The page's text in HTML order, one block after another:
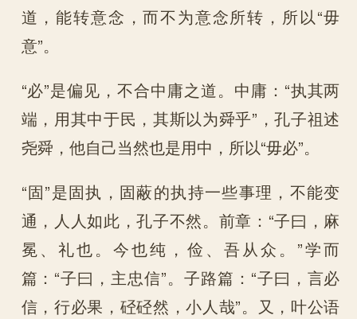
道，能转意念，而不为意念所转，所以“毋
意”。
“必”是偏见，不合中庸之道。中庸：“执其两
端，用其中于民，其斯以为舜乎”，孔子祖述
尧舜，他自己当然也是用中，所以“毋必”。
“固”是固执，固蔽的执持一些事理，不能变
通，人人如此，孔子不然。前章：“子曰，麻
冕、礼也。今也纯，俭、吾从众。”学而
篇：“子曰，主忠信”。子路篇：“子曰，言必
信，行必果，硁硁然，小人哉”。又，叶公语